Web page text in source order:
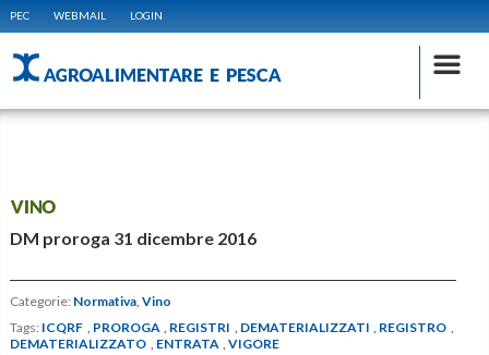
PEC WEBMAIL LOGIN
AGROALIMENTARE E PESCA
VINO
DM proroga 31 dicembre 2016
Categorie: Normativa, Vino
Tags: ICQRF , PROROGA , REGISTRI , DEMATERIALIZZATI , REGISTRO ,
DEMATERIALIZZATO , ENTRATA ,VIGORE